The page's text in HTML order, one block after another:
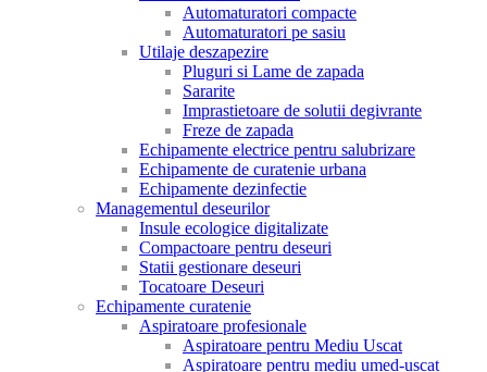
Automaturatori compacte
Automaturatori pe sasiu
Utilaje deszapezire
Pluguri si Lame de zapada
Sararite
Imprastietoare de solutii degivrante
Freze de zapada
Echipamente electrice pentru salubrizare
Echipamente de curatenie urbana
Echipamente dezinfectie
Managementul deseurilor
Insule ecologice digitalizate
Compactoare pentru deseuri
Statii gestionare deseuri
Tocatoare Deseuri
Echipamente curatenie
Aspiratoare profesionale
Aspiratoare pentru Mediu Uscat
Aspiratoare pentru mediu umed-uscat